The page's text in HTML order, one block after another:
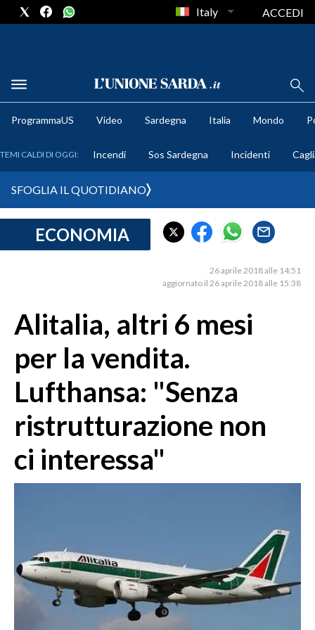
METEO
CRONACA SARDEGNA
MEDIO CAMPIDANO
ORISTANO E PROVINCIA
SASSARI E PROVINCIA
GALLURA
NUORO E PROVINCIA
OGLIASTRA
AGENDA
CRONACA
POLITICA
ECONOMIA
Italy ACCEDI
ProgrammaUS Video Sardegna Italia Mondo
TEMI CALDI DI OGGI: Incendi Sos Sardegna Incidenti
SFOGLIA IL QUOTIDIANO
ECONOMIA
26 aprile 2018 alle 14:51
aggiornato il 26 aprile 2018 alle 15:38
Alitalia, altri 6 mesi
per la vendita.
Lufthansa: "Senza
ristrutturazione non
ci interessa"